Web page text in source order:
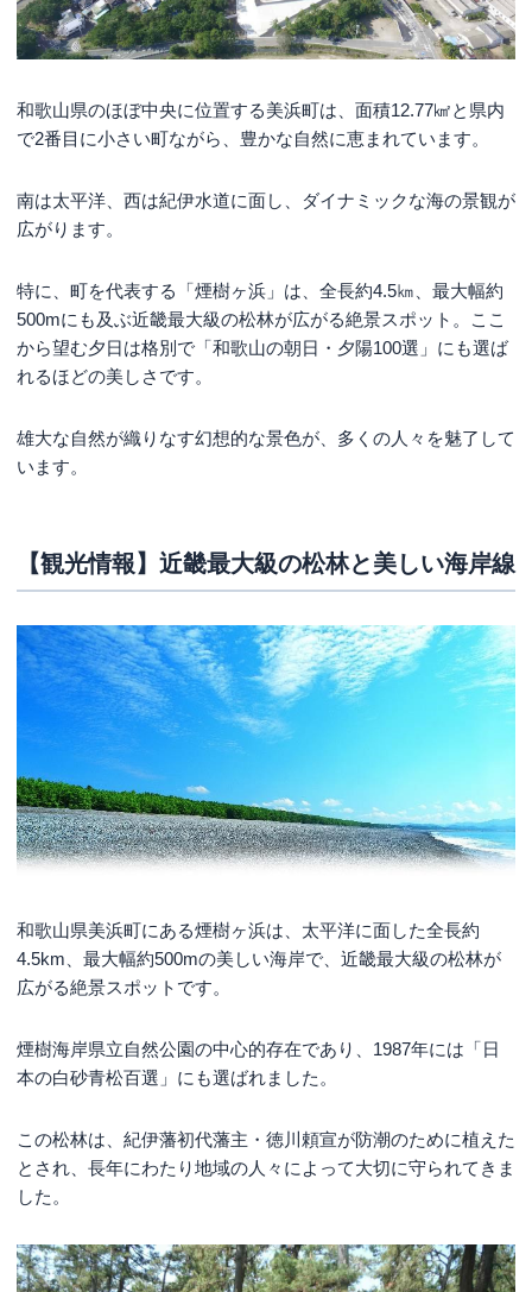
和歌山県のほぼ中央に位置する美浜町は、面積12.77㎢と県内
で2番目に小さい町ながら、豊かな自然に恵まれています。
南は太平洋、西は紀伊水道に面し、ダイナミックな海の景観が
広がります。
特に、町を代表する「煙樹ヶ浜」は、全長約4.5㎞、最大幅約
500mにも及ぶ近畿最大級の松林が広がる絶景スポット。ここ
から望む夕日は格別で「和歌山の朝日・夕陽100選」にも選ば
れるほどの美しさです。
雄大な自然が織りなす幻想的な景色が、多くの人々を魅了して
います。
【観光情報】近畿最大級の松林と美しい海岸線
和歌山県美浜町にある煙樹ヶ浜は、太平洋に面した全長約
4.5km、最大幅約500mの美しい海岸で、近畿最大級の松林が
広がる絶景スポットです。
煙樹海岸県立自然公園の中心的存在であり、1987年には「日
本の白砂青松百選」にも選ばれました。
この松林は、紀伊藩初代藩主・徳川頼宣が防潮のために植えた
とされ、長年にわたり地域の人々によって大切に守られてきま
した。